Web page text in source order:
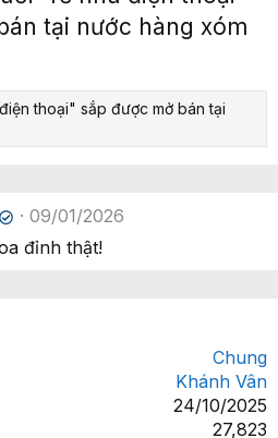
tại nước hàng xóm
thoại" sắp được mở bán tại
✔
09/01/2026
đỉnh thật!
Chung
Khánh Vân
24/10/2025
27,823